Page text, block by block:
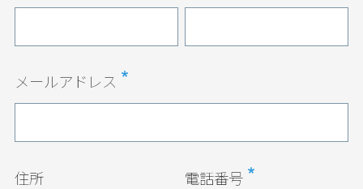
メールアドレス
住所 電話番号